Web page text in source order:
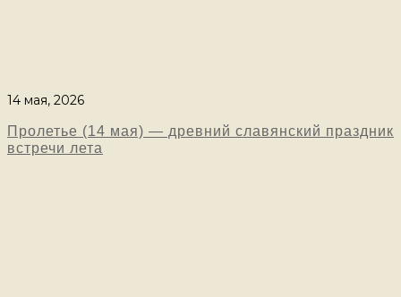
14 мая, 2026
Пролетье (14 мая) — древний славянский праздник
встречи лета